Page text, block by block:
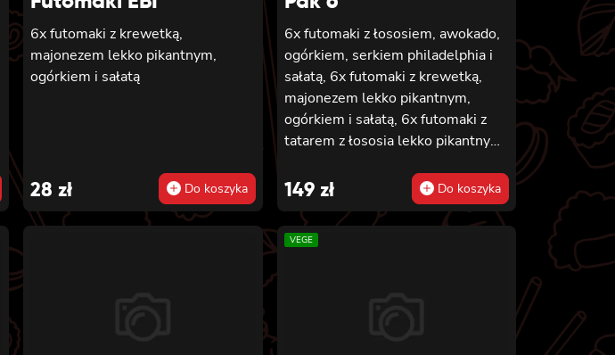
6x futomaki z krewetką,
majonezem lekko pikantnym,
ogórkiem i sałatą
28 zł Do koszyka
6x futomaki z łososiem, awokado,
ogórkiem, serkiem philadelphia i
sałatą, 6x futomaki z krewetką,
majonezem lekko pikantnym,
ogórkiem i sałatą, 6x futomaki z
tatarem z łososia lekko pikantnym,
sałatą, masago, szczepiorek,
sezam, 8x hosomaki z łososiem, 8x
california z krewetką w tempurze,
majonezem lekko pikantnym,
serkiem philadelphia, awokado i
149 zł Do koszyka
VEGE